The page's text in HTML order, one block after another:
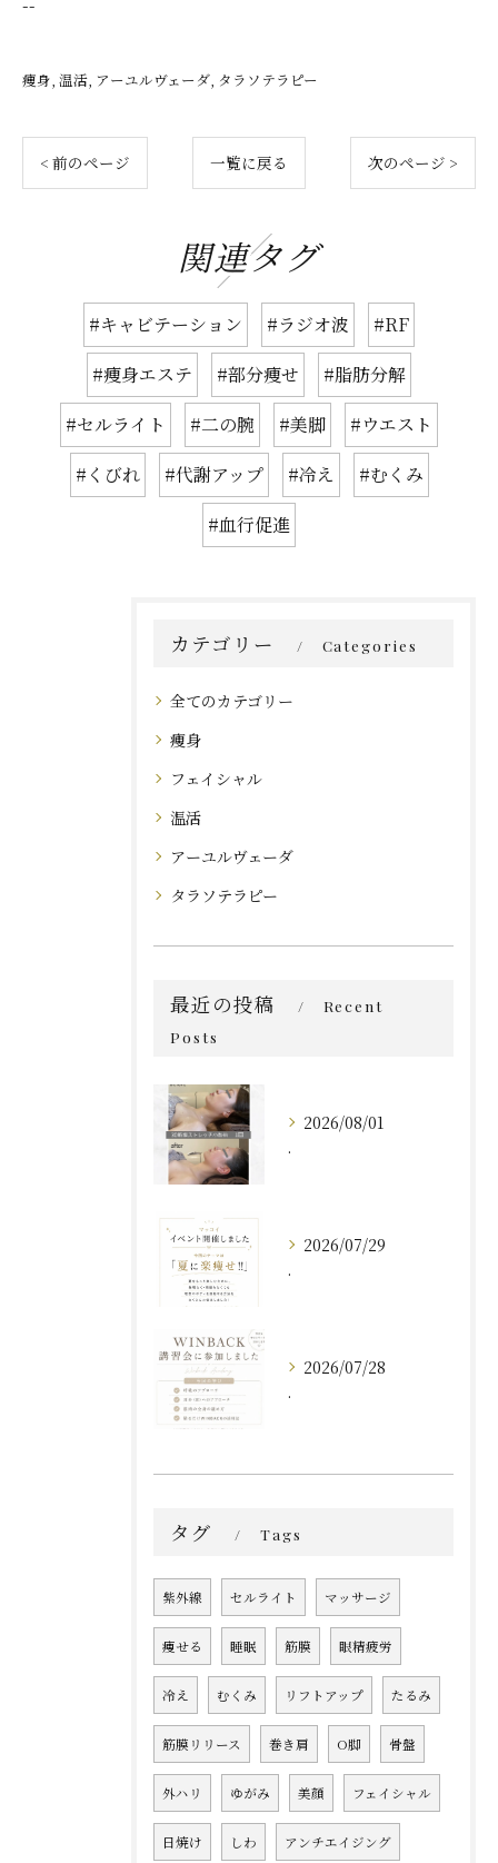
痩身 温活 アーユルヴェーダ タラソテラピー
< 前のページ 一覧に戻る 次のページ >
関連タグ
#キャビテーション #ラジオ波
#RF
#痩身エステ
#部分痩せ
#脂肪分解
#セルライト
#二の腕 #美脚
#ウエスト
#くびれ
#代謝アップ #冷え
#むくみ
#血行促進
カテゴリー Categories
全てのカテゴリー
痩身
フェイシャル
温活
アーユルヴェーダ
タラソテラピー
最近の投稿
Recent
Posts
2026/08/01
.
2026/07/29
.
2026/07/28
.
タグ Tags
紫外線 セルライト マッサージ
痩せる 睡眠 筋膜 眼精疲労
冷え むくみ リフトアップ たるみ
筋膜リリース 巻き肩 O脚 骨盤
外ハリ ゆがみ 美顔 フェイシャル
日焼け しわ アンチエイジング